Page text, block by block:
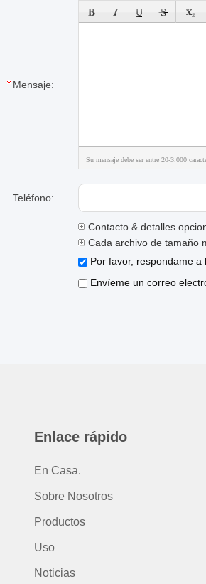
Mensaje:
Su mensaje debe ser entre 20-3.000
Teléfono:
Contacto & detalles
Cada archivo de tamaño
Por favor, respondame a
Envíeme un correo
Enlace rápido
En Casa.
Sobre Nosotros
Productos
Uso
Noticias